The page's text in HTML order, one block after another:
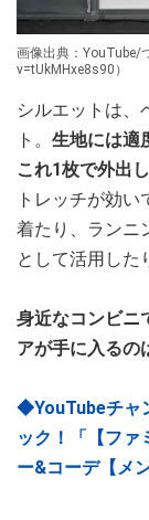
画像出典：YouTube/
v=tUkMHxe8s90）
シルエットは、
ト。 生地には適
これ1枚で外出
トレッチが効
着たり、ランニ
として活用した
身近なコンビニ
アが手に入るの
◆YouTubeチャ
ック！「【ファ
ー&コーデ【メ